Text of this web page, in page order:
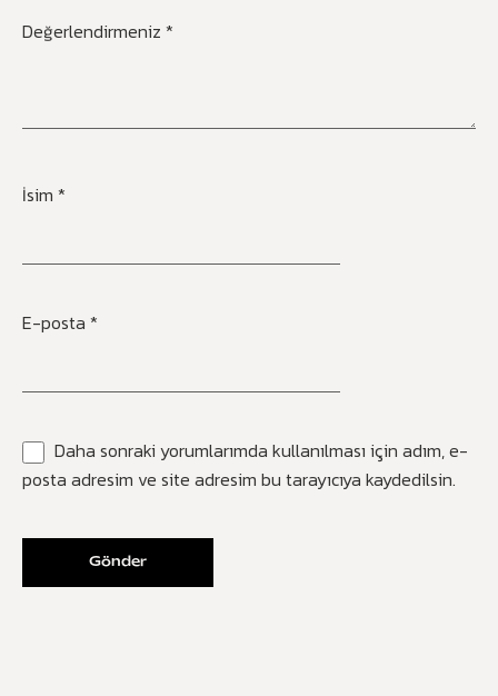
Değerlendirmeniz *
İsim *
E-posta *
Daha sonraki yorumlarımda kullanılması için adım, e-
posta adresim ve site adresim bu tarayıcıya kaydedilsin.